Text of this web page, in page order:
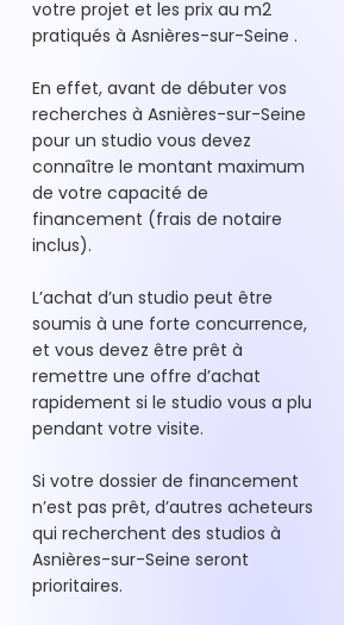
votre projet et les prix au m2
pratiqués à Asnières-sur-Seine .
En effet, avant de débuter vos
recherches à Asnières-sur-Seine
pour un studio vous devez
connaître le montant maximum
de votre capacité de
financement (frais de notaire
inclus).
L’achat d’un studio peut être
soumis à une forte concurrence,
et vous devez être prêt à
remettre une offre d’achat
rapidement si le studio vous a plu
pendant votre visite.
Si votre dossier de financement
n’est pas prêt, d’autres acheteurs
qui recherchent des studios à
Asnières-sur-Seine seront
prioritaires.